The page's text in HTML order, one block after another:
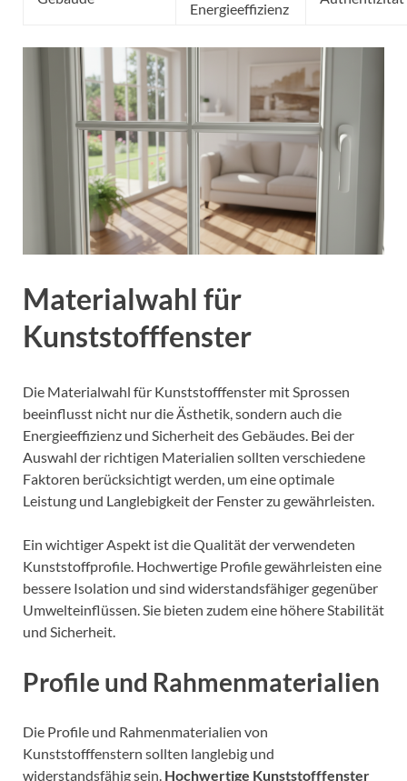
Energieeffizienz
Materialwahl für
Kunststofffenster
Die Materialwahl für Kunststofffenster mit Sprossen
beeinflusst nicht nur die Ästhetik, sondern auch die
Energieeffizienz und Sicherheit des Gebäudes. Bei der
Auswahl der richtigen Materialien sollten verschiedene
Faktoren berücksichtigt werden, um eine optimale
Leistung und Langlebigkeit der Fenster zu gewährleisten.
Ein wichtiger Aspekt ist die Qualität der verwendeten
Kunststoffprofile. Hochwertige Profile gewährleisten eine
bessere Isolation und sind widerstandsfähiger gegenüber
Umwelteinflüssen. Sie bieten zudem eine höhere Stabilität
und Sicherheit.
Profile und Rahmenmaterialien
Die Profile und Rahmenmaterialien von
Kunststofffenstern sollten langlebig und
widerstandsfähig sein. Hochwertige Kunststofffenster